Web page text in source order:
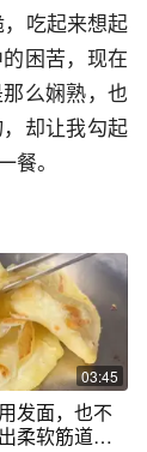
吃起来想起
困苦，现在
么娴熟，也
却让我勾起
餐。
03:45
发面，也不
柔软筋道的#